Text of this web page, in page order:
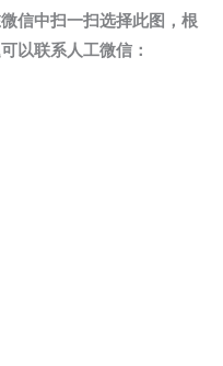
信中扫一扫选择此图，根
以联系人工微信：